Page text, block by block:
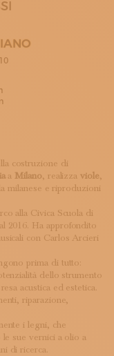
costruzione di
a Milano, realizza viole,
milanese e riproduzioni
alla Civica Scuola di
2016. Ha approfondito
con Carlos Arcieri
prima di tutto:
dello strumento
acustica ed estetica.
riparazione,
i legni, che
le sue vernici a olio a
di ricerca.